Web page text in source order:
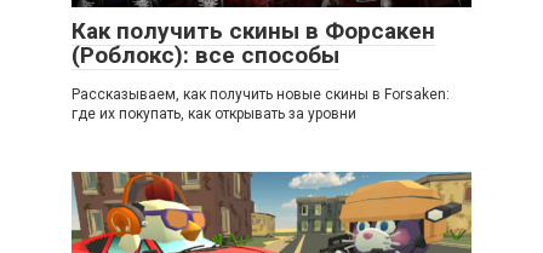
Как получить скины в Форсакен
(Роблокс): все способы
Рассказываем, как получить новые скины в Forsaken:
где их покупать, как открывать за уровни